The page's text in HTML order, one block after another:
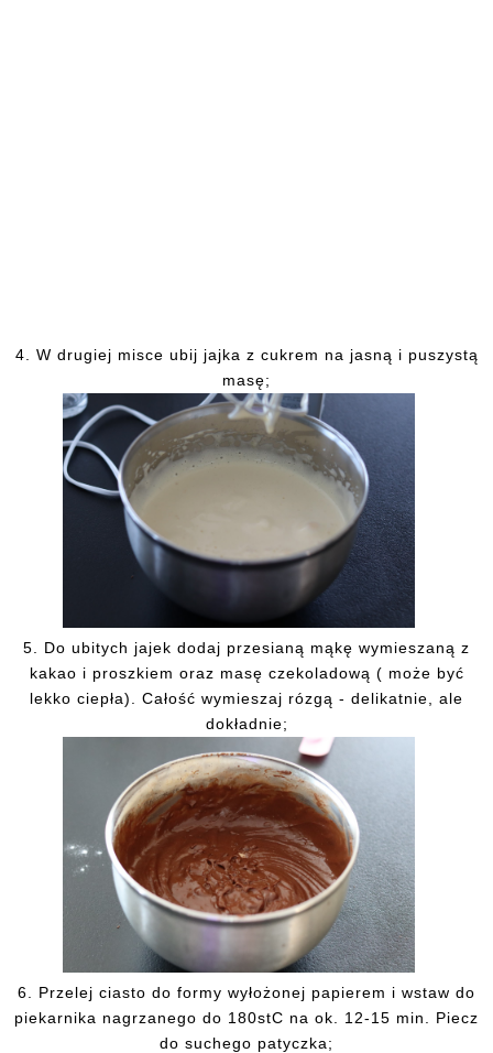
4. W drugiej misce ubij jajka z cukrem na jasną i puszystą
masę;
5. Do ubitych jajek dodaj przesianą mąkę wymieszaną z
kakao i proszkiem oraz masę czekoladową ( może być
lekko ciepła). Całość wymieszaj rózgą - delikatnie, ale
dokładnie;
6. Przelej ciasto do formy wyłożonej papierem i wstaw do
piekarnika nagrzanego do 180stC na ok. 12-15 min. Piecz
do suchego patyczka;